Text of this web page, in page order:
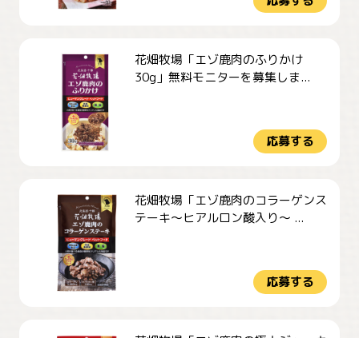
花畑牧場「エゾ鹿肉のふりかけ
30g」無料モニターを募集しま...
応募する
花畑牧場「エゾ鹿肉のコラーゲンス
テーキ～ヒアルロン酸入り～ ...
応募する